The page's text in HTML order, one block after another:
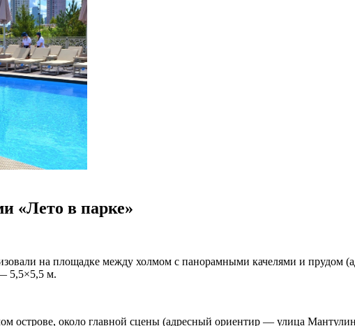
«Лето в парке»
на площадке между холмом с панорамными качелями и прудом
5,5×5,5 м.
острове, около главной сцены (адресный ориентир — улица